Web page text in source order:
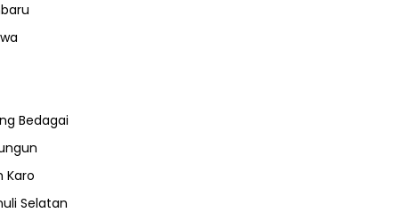
Bedagai
Karo
Selatan